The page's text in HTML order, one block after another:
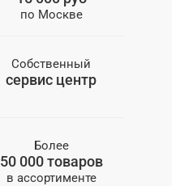
по Москве
Собственный
сервис центр
Более
50 000 товаров
в ассортименте